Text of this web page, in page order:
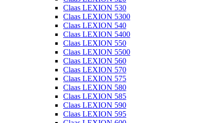
Claas LEXION 530
Claas LEXION 5300
Claas LEXION 540
Claas LEXION 5400
Claas LEXION 550
Claas LEXION 5500
Claas LEXION 560
Claas LEXION 570
Claas LEXION 575
Claas LEXION 580
Claas LEXION 585
Claas LEXION 590
Claas LEXION 595